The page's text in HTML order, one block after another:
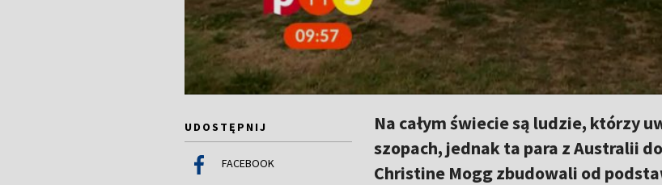
UDOSTĘPNIJ
FACEBOOK
Na całym świecie są ludzie, którzy
szopach, jednak ta para z Australii
Christine Mogg zbudowali od